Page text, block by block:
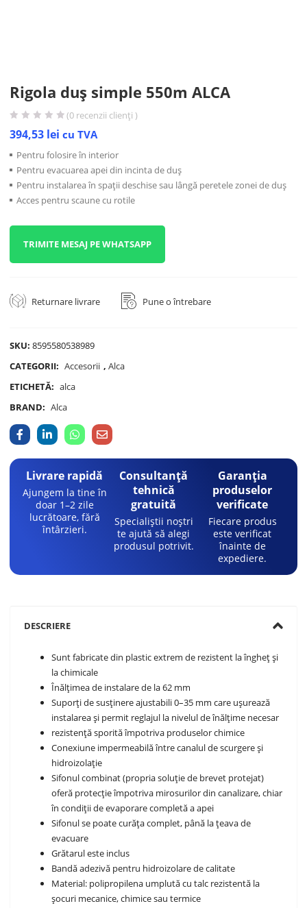
Rigola duș simple 550m ALCA
(0 recenzii clienți )
394,53 lei cu TVA
Pentru folosire în interior
Pentru evacuarea apei din incinta de duș
Pentru instalarea în spații deschise sau lângă peretele zonei de duș
Acces pentru scaune cu rotile
TRIMITE MESAJ PE WHATSAPP
Returnare livrare Pune o întrebare
SKU:8595580538989
CATEGORII: Accesorii ,Alca
ETICHETĂ: alca
BRAND: Alca
Livrare rapidă
Ajungem la tine în
doar 1–2 zile
lucrătoare, fără
întârzieri.
Consultanță
tehnică
gratuită
Specialiștii noștri
te ajută să alegi
produsul potrivit.
Garanția
produselor
verificate
Fiecare produs
este verificat
înainte de
expediere.
DESCRIERE
Sunt fabricate din plastic extrem de rezistent la îngheț și
la chimicale
Înălțimea de instalare de la 62 mm
Suporți de susținere ajustabili 0–35 mm care ușurează
instalarea și permit reglajul la nivelul de înălțime necesar
rezistență sporită împotriva produselor chimice
Conexiune impermeabilă între canalul de scurgere și
hidroizolație
Sifonul combinat (propria soluție de brevet protejat)
oferă protecție împotriva mirosurilor din canalizare, chiar
în condiții de evaporare completă a apei
Sifonul se poate curăța complet, până la țeava de
evacuare
Grătarul este inclus
Bandă adezivă pentru hidroizolare de calitate
Material: polipropilena umplută cu talc rezistentă la
șocuri mecanice, chimice sau termice